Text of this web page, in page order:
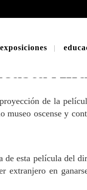
exposiciones
de la
oscense y
esta película del
extranjero en